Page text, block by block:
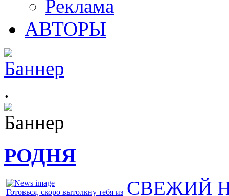
Реклама
АВТОРЫ
.
РОДНЯ
Готовься, скоро вытолкну тебя из СВЕЖИЙ